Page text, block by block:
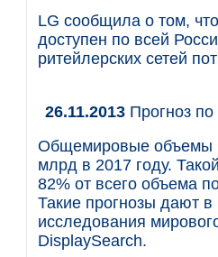
LG сообщила о том,
доступен по всей
ритейлерских сетей
26.11.2013 Прогноз
Общемировые объемы
млрд в 2017 году.
82% от всего объема
Такие прогнозы дают в
исследования
DisplaySearch.